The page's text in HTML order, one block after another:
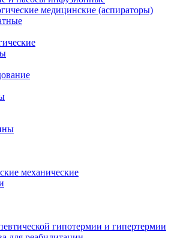
медицинские (аспираторы)
механические
гипотермии и гипертермии